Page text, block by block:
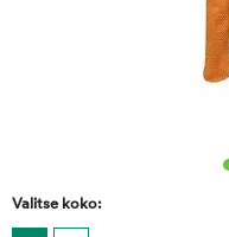
Valitse koko: